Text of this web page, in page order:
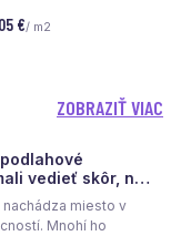
€/ m2
ZOBRAZIŤ VIAC
vedieť skôr, než
miesto v
Mnohí ho